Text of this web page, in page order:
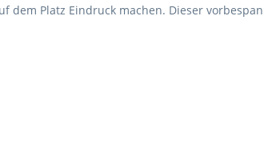
dem Platz Eindruck machen. Dieser